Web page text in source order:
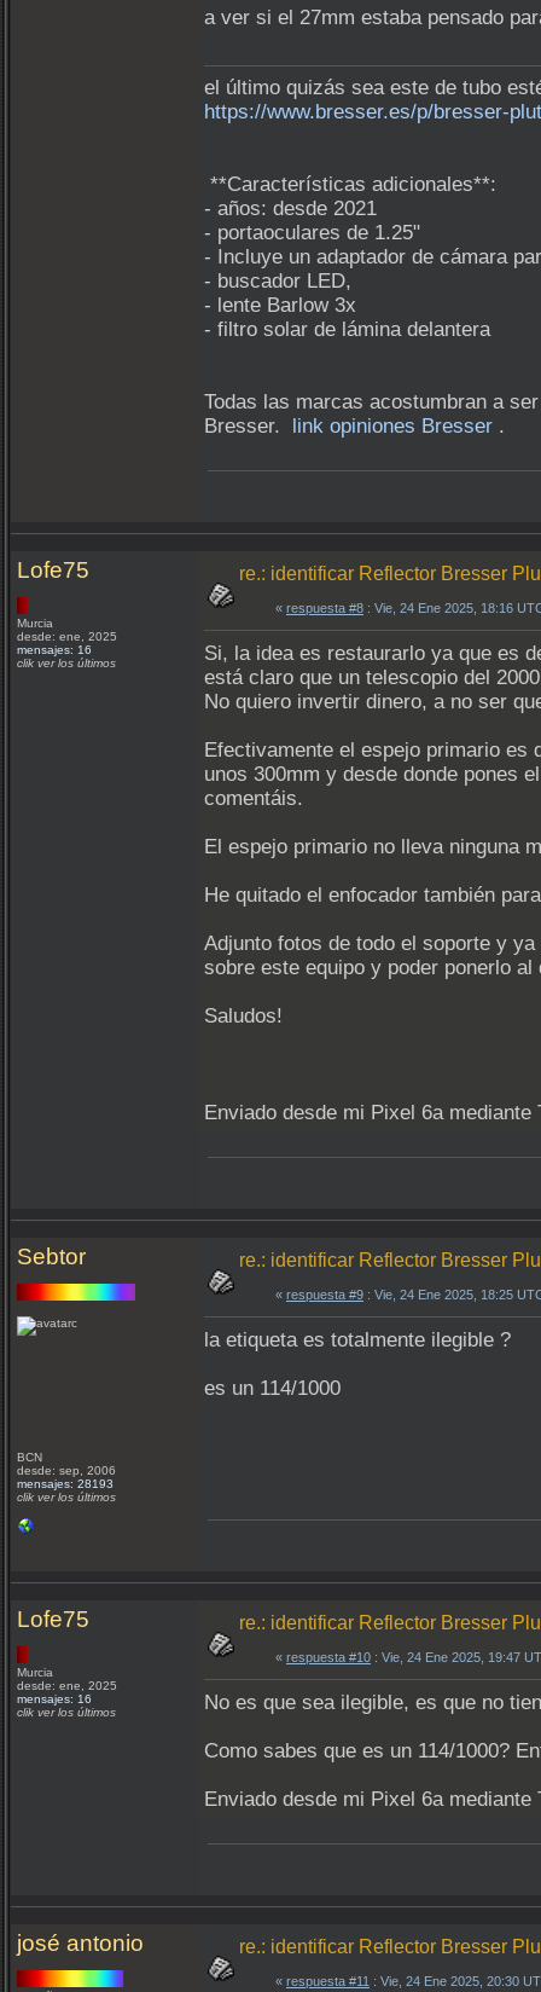
a ver si el 27mm estaba pensado
el último quizás sea este de tubo
https://www.bresser.es/p/bresser-
**Características adicionales**:
- años: desde 2021
- portaoculares de 1.25"
- Incluye un adaptador de cámara
- buscador LED,
- lente Barlow 3x
- filtro solar de lámina delantera
Todas las marcas acostumbran a
Bresser. link opiniones Bresser .
Lofe75
Murcia
desde: ene, 2025
mensajes: 16
clik ver los últimos
re.: identificar Reflector Bresser
« respuesta #8 : Vie, 24 Ene 2025, 18:16
Si, la idea es restaurarlo ya que es
está claro que un telescopio del
No quiero invertir dinero, a no ser
Efectivamente el espejo primario es
unos 300mm y desde donde pones
comentáis.
El espejo primario no lleva ninguna
He quitado el enfocador también
Adjunto fotos de todo el soporte y
sobre este equipo y poder ponerlo al
Saludos!
Enviado desde mi Pixel 6a mediante
Sebtor
BCN
desde: sep, 2006
mensajes: 28193
clik ver los últimos
re.: identificar Reflector Bresser
« respuesta #9 : Vie, 24 Ene 2025, 18:25
la etiqueta es totalmente ilegible ?
es un 114/1000
Lofe75
Murcia
desde: ene, 2025
mensajes: 16
clik ver los últimos
re.: identificar Reflector Bresser
« respuesta #10 : Vie, 24 Ene 2025, 19:47
No es que sea ilegible, es que no
Como sabes que es un 114/1000?
Enviado desde mi Pixel 6a mediante
josé antonio re.: identificar Reflector Bresser
« respuesta #11 : Vie, 24 Ene 2025, 20:30